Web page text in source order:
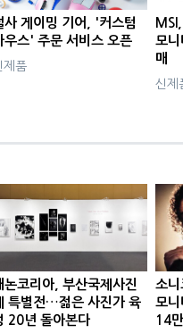
사 게이밍 기어, '커스텀
우스' 주문 서비스 오픈
제품
모
매
신제
논코리아, 부산국제사진
특별전…젊은 사진가 육
20년 돌아본다
소니
모
14